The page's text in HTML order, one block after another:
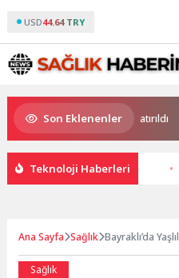
USD44.64 TRY
Son Eklenenler
Potansiyeli Masaya Yatırıldı
Teknoloji Haberleri
Ana Sayfa Sağlık Bayraklı’da
Sağlık